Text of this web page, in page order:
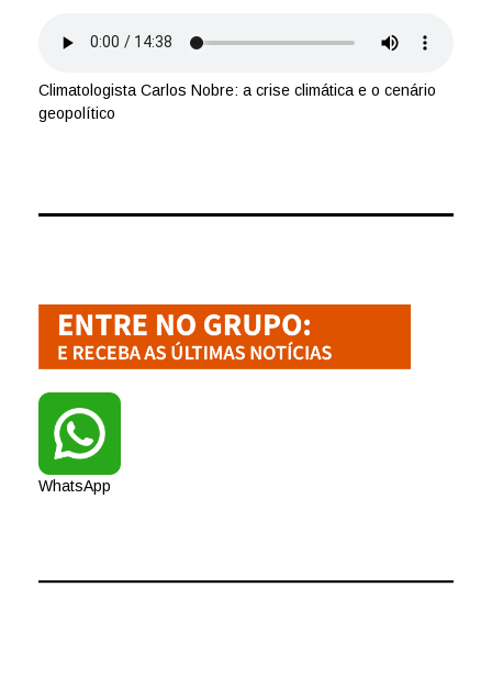
Climatologista Carlos Nobre: a crise climática e o cenário
geopolítico
WhatsApp